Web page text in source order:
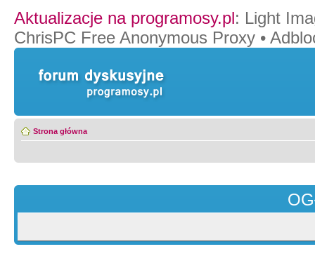
Aktualizacje na programosy.pl: Light
ChrisPC Free Anonymous Proxy •
Strona główna